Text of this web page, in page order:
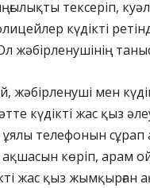
тексеріп,
күдікті
жәбірленушінің
жәбірленуші мен
күдікті жас қыз
телефонын сұрап
көріп, арам
жас қыз